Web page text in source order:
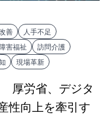
善
人手不足
害福祉
訪問介護
現場革新
厚労省、デジタ
性向上を牽引す